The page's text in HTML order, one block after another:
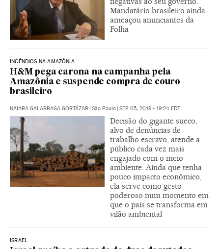
Mandatário brasileiro ainda
ameaçou anunciantes da
Folha
INCÊNDIOS NA AMAZÔNIA
H&M pega carona na campanha pela
Amazônia e suspende compra de couro
brasileiro
NAIARA GALARRAGA GORTÁZAR São Paulo SEP 05, 2019 - 19:24 EDT
Decisão do gigante sueco,
alvo de denúncias de
trabalho escravo, atende a
público cada vez mais
engajado com o meio
ambiente. Ainda que tenha
pouco impacto econômico,
ela serve como gesto
poderoso num momento em
que o país se transforma em
vilão ambiental
ISRAEL